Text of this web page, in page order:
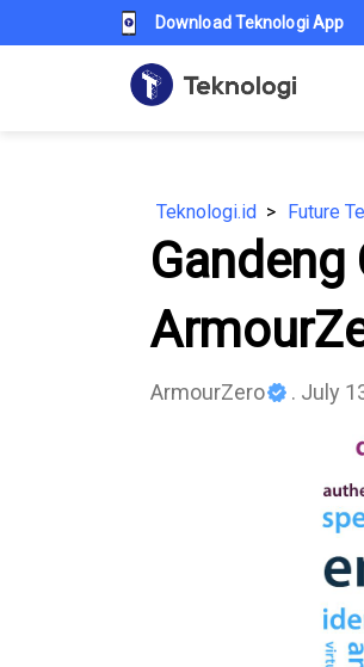
Download Teknologi App
Teknologi.id Future
ArmourZero . July